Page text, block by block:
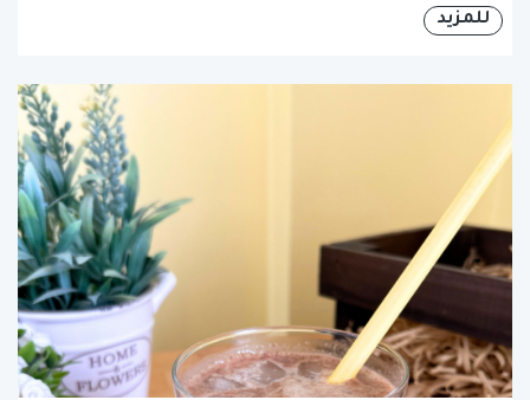
للمزيد